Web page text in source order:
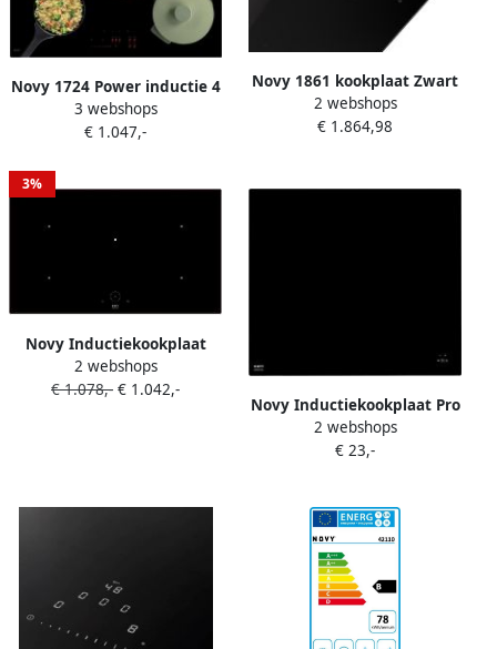
Novy 1724 Power inductie 4
zones 78 cm facet 5 mm |
Inductiekookplaten |
3 webshops
€ 1.047,-
Novy 1861 kookplaat Zwart
Ingebouwd 80 cm
Inductiekookplaat zones 4
2 webshops
€ 1.864,98
3%
Novy Inductiekookplaat
Comfort 90cm 1758 |
Inductiekookplaten |
2 webshops
€ 1.078,- € 1.042,-
Novy Inductiekookplaat Pro
65cm 1773 |
Inductiekookplaten |
2 webshops
€ 23,-